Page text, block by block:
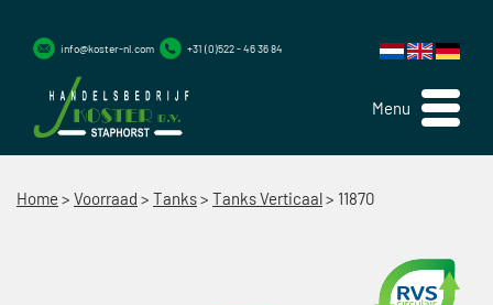
Menu
info@koster-nl.com +31 (0)522 - 46 36 84
Home > Voorraad > Tanks> Tanks Verticaal> 11870